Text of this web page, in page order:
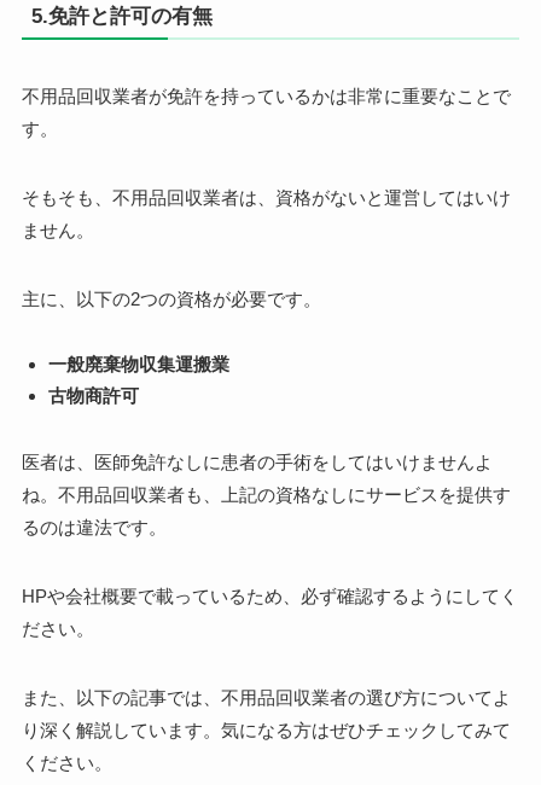
5.免許と許可の有無
不用品回収業者が免許を持っているかは非常に重要なことで
す。
そもそも、不用品回収業者は、資格がないと運営してはいけ
ません。
主に、以下の2つの資格が必要です。
一般廃棄物収集運搬業
古物商許可
医者は、医師免許なしに患者の手術をしてはいけませんよ
ね。不用品回収業者も、上記の資格なしにサービスを提供す
るのは違法です。
HPや会社概要で載っているため、必ず確認するようにしてく
ださい。
また、以下の記事では、不用品回収業者の選び方についてよ
り深く解説しています。気になる方はぜひチェックしてみて
ください。